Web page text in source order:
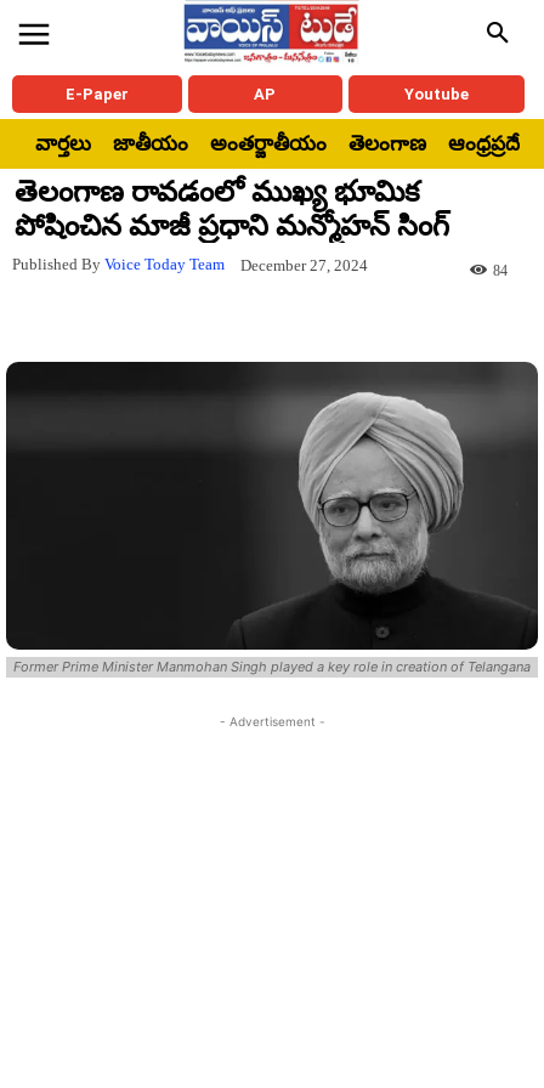
E-Paper AP Youtube
వార్తలు జాతీయం అంతర్జాతీయం తెలంగాణ ఆంధ్రప్రదేశ్
తెలంగాణ రావడంలో ముఖ్య భూమిక
పోషించిన మాజీ ప్రధాని మన్మోహన్ సింగ్
Published By Voice Today Team December 27, 2024 84
Former Prime Minister Manmohan Singh played a key role in creation of Telangana
- Advertisement -